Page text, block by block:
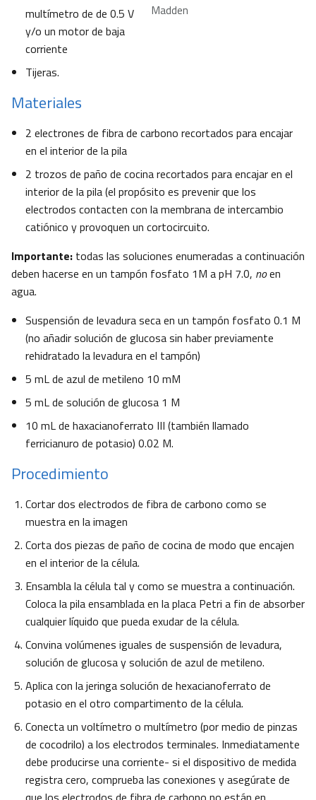
Madden
multímetro de de 0.5 V
y/o un motor de baja
corriente
Tijeras.
Materiales
2 electrones de fibra de carbono recortados para encajar
en el interior de la pila
2 trozos de paño de cocina recortados para encajar en el
interior de la pila (el propósito es prevenir que los
electrodos contacten con la membrana de intercambio
catiónico y provoquen un cortocircuito.
Importante: todas las soluciones enumeradas a continuación
deben hacerse en un tampón fosfato 1M a pH 7.0, noen
agua.
Suspensión de levadura seca en un tampón fosfato 0.1 M
(no añadir solución de glucosa sin haber previamente
rehidratado la levadura en el tampón)
5 mL de azul de metileno 10 mM
5 mL de solución de glucosa 1 M
10 mL de haxacianoferrato III (también llamado
ferricianuro de potasio) 0.02 M.
Procedimiento
Cortar dos electrodos de fibra de carbono como se
muestra en la imagen
Corta dos piezas de paño de cocina de modo que encajen
en el interior de la célula.
Ensambla la célula tal y como se muestra a continuación.
Coloca la pila ensamblada en la placa Petri a fin de absorber
cualquier líquido que pueda exudar de la célula.
Convina volúmenes iguales de suspensión de levadura,
solución de glucosa y solución de azul de metileno.
Aplica con la jeringa solución de hexacianoferrato de
potasio en el otro compartimento de la célula.
Conecta un voltímetro o multímetro (por medio de pinzas
de cocodrilo) a los electrodos terminales. Inmediatamente
debe producirse una corriente- si el dispositivo de medida
registra cero, comprueba las conexiones y asegúrate de